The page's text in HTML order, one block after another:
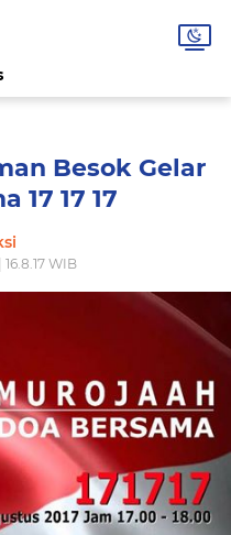
Besok Gelar
17 17 17
WIB